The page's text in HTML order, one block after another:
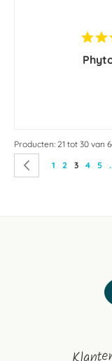
Producten: 21 tot 30 van
Pagina Pagina
Vorige
Pagina
1 Pagina
2 U lees
3 Pagina
4 5